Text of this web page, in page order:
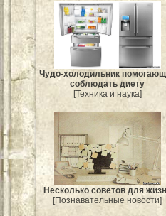
Чудо-холодильник
соблюдать диету
[Техника и наука]
Несколько советов для
[Познавательные новости]